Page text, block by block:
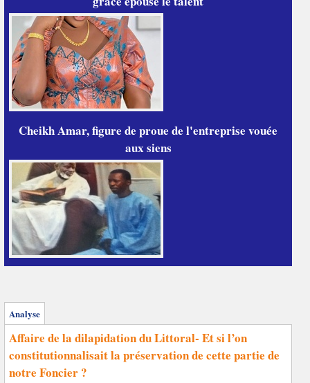
Cheikh Amar, figure de proue de l'entreprise vouée
aux siens
Analyse
Affaire de la dilapidation du Littoral- Et si l’on
constitutionnalisait la préservation de cette partie de
notre Foncier ?